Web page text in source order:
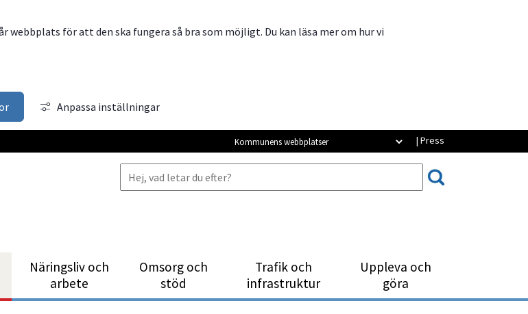
webbplats för att den ska fungera så bra som möjligt. Du kan läsa mer om hur vi
Anpassa inställningar
| Press
Kommunens webbplatser
Närings­liv och
arbete
Omsorg och
stöd
Trafik och
infrastruktur
Uppleva och
göra